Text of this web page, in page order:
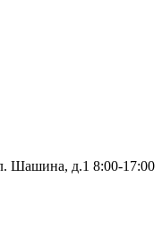
Шашина, д.1 8:00-17:00